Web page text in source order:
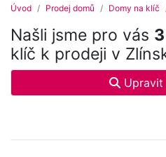
Úvod Prodej domů Domy na klíč
Našli jsme pro vás 3
klíč k prodeji v
Upravit